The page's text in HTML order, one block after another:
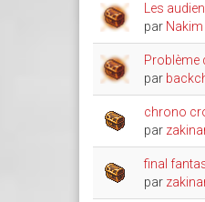
Les
par Nakim
Problème
par
chrono
par
final
par